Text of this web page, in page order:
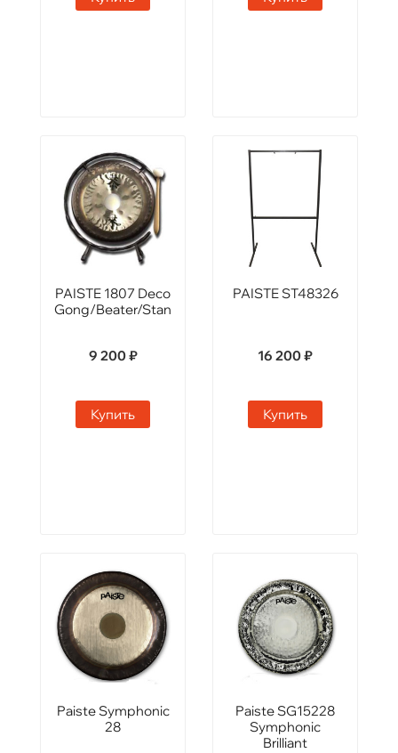
PAISTE 1807 Deco
Gong/Beater/Stand
9 200 ₽
Купить
PAISTE ST48326
16 200 ₽
Купить
Paiste Symphonic
28
Paiste SG15228
Symphonic
Brilliant